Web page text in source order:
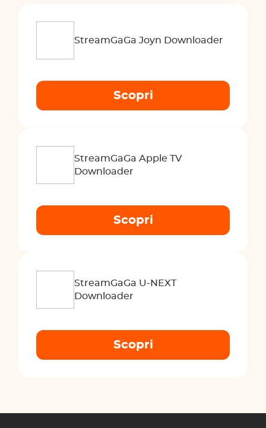
StreamGaGa Joyn Downloader
Scopri
StreamGaGa Apple TV
Downloader
Scopri
StreamGaGa U-NEXT
Downloader
Scopri